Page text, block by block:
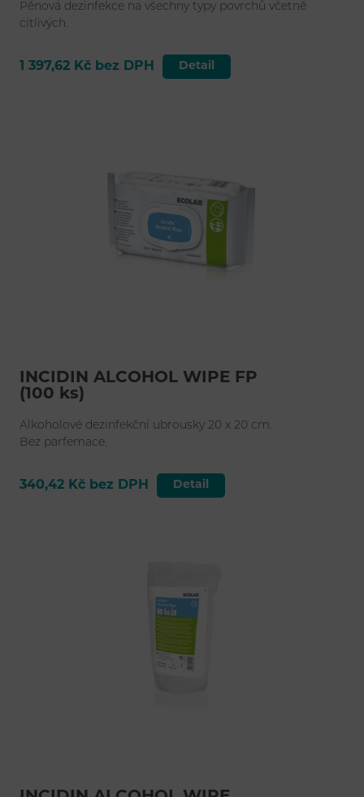
Pěnová dezinfekce na všechny typy povrchů včetně
citlivých.
1 397,62 Kč bez DPH Detail
INCIDIN ALCOHOL WIPE FP
(100 ks)
Alkoholové dezinfekční ubrousky 20 x 20 cm.
Bez parfemace.
340,42 Kč bez DPH Detail